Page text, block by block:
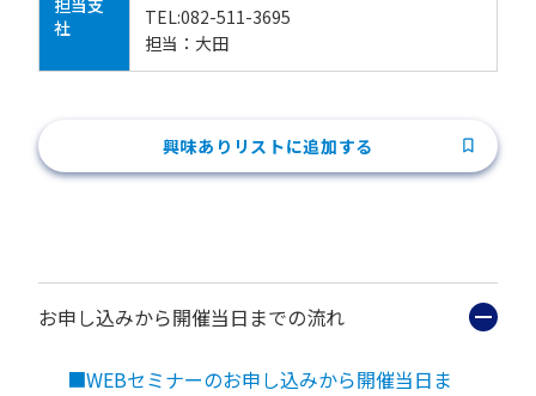
担当支
社
TEL:082-511-3695
担当：大田
興味ありリストに追加する
お申し込みから開催当日までの流れ
■WEBセミナーのお申し込みから開催当日ま